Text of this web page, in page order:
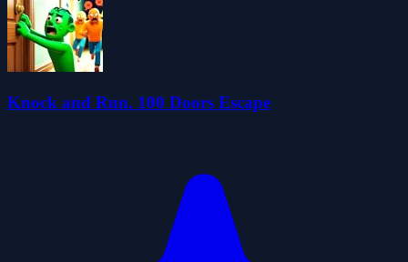
Knock and Run. 100 Doors Escape